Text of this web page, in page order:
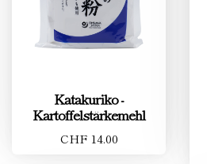
Katakuriko -
Kartoffelstärkemehl
CHF 14.00